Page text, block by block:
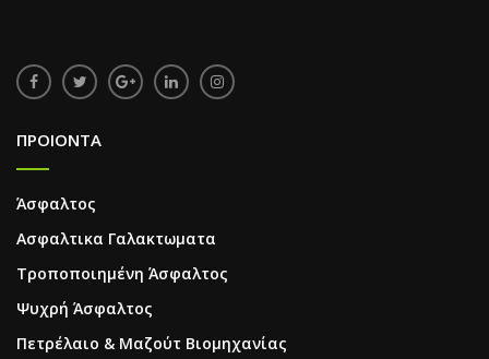
ΠΡΟΙΟΝΤΑ
Άσφαλτος
Ασφαλτικα Γαλακτωματα
Τροποποιημένη Άσφαλτος
Ψυχρή Άσφαλτος
Πετρέλαιο & Μαζούτ Βιομηχανίας